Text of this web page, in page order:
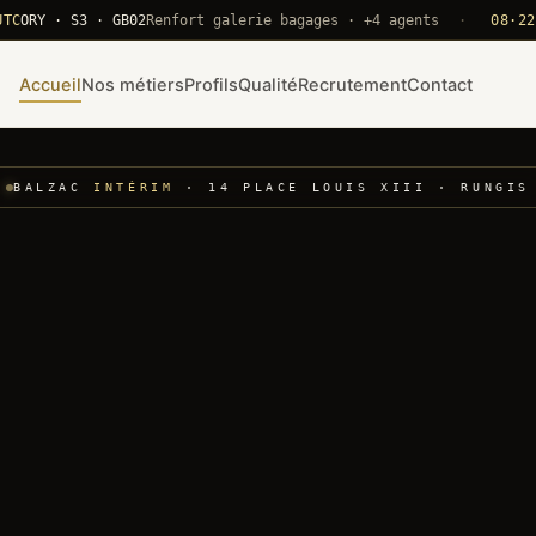
· S3 · GB02Renfort galerie bagages · +4 agents · 08·22 UTC
AccueilNos métiersProfilsQualitéRecrutementContact
BALZAC INTÉRIM · 14 PLACE LOUIS XIII · RUNGIS